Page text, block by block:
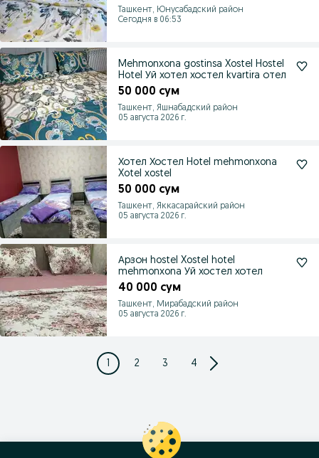
Ташкент, Юнусабадский район
Сегодня в 06:53
Mehmonxona gostinsa Xostel Hostel
Hotel Уй хотел хостел kvartira отел
50 000 сум
Ташкент, Яшнабадский район
05 августа 2026 г.
Хотел Хостел Hotel mehmonxona
Xotel xostel
50 000 сум
Ташкент, Яккасарайский район
05 августа 2026 г.
Арзон hostel Xostel hotel
mehmonxona Уй хостел хотел
40 000 сум
Ташкент, Мирабадский район
05 августа 2026 г.
1 2 3 4